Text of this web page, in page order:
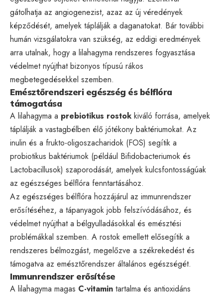
gátolhatja az angiogenezist, azaz az új véredények
képződését, amelyek táplálják a daganatokat. Bár további
humán vizsgálatokra van szükség, az eddigi eredmények
arra utalnak, hogy a lilahagyma rendszeres fogyasztása
védelmet nyújthat bizonyos típusú rákos
megbetegedésekkel szemben.
Emésztőrendszeri egészség és bélflóra
támogatása
A lilahagyma a prebiotikus rostok kiváló forrása, amelyek
táplálják a vastagbélben élő jótékony baktériumokat. Az
inulin és a frukto-oligoszacharidok (FOS) segítik a
probiotikus baktériumok (például Bifidobacteriumok és
Lactobacillusok) szaporodását, amelyek kulcsfontosságúak
az egészséges bélflóra fenntartásához.
Az egészséges bélflóra hozzájárul az immunrendszer
erősítéséhez, a tápanyagok jobb felszívódásához, és
védelmet nyújthat a bélgyulladásokkal és emésztési
problémákkal szemben. A rostok emellett elősegítik a
rendszeres bélmozgást, megelőzve a székrekedést és
támogatva az emésztőrendszer általános egészségét.
Immunrendszer erősítése
A lilahagyma magas C-vitamin tartalma és antioxidáns